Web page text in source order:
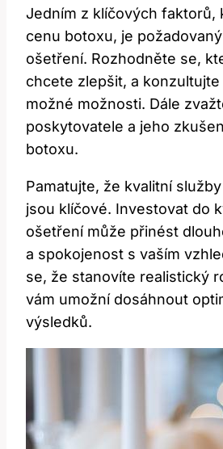
Jedním z klíčových faktorů,
cenu botoxu, je
ošetření. Rozhodněte se,
chcete zlepšit, a
možné možnosti. Dále
poskytovatele a jeho
botoxu.
Pamatujte, že kvalitní
jsou klíčové. Investovat do
ošetření může přinést
a spokojenost s vaším
se, že stanovíte realistický
vám umožní dosáhnout
výsledků.